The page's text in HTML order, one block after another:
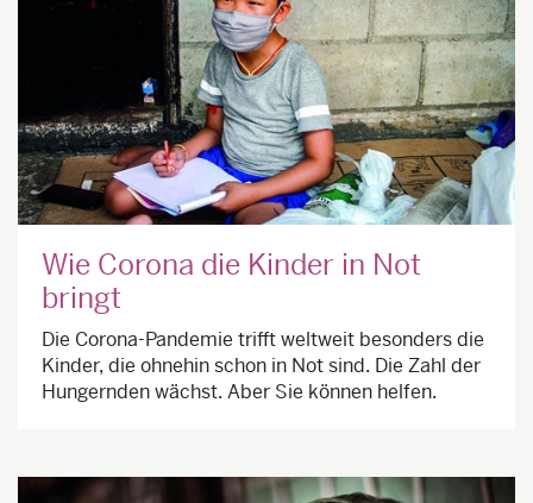
Wie Corona die Kinder in Not
bringt
Die Corona-Pandemie trifft weltweit besonders die
Kinder, die ohnehin schon in Not sind. Die Zahl der
Hungernden wächst. Aber Sie können helfen.